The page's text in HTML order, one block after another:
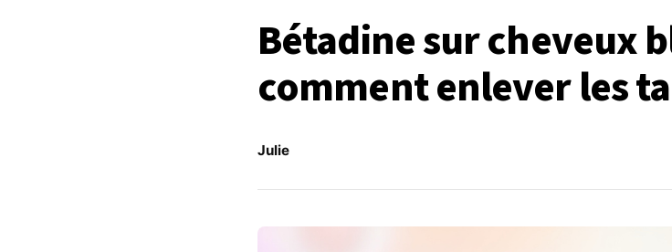
Bétadine sur cheveux
comment enlever les
Julie